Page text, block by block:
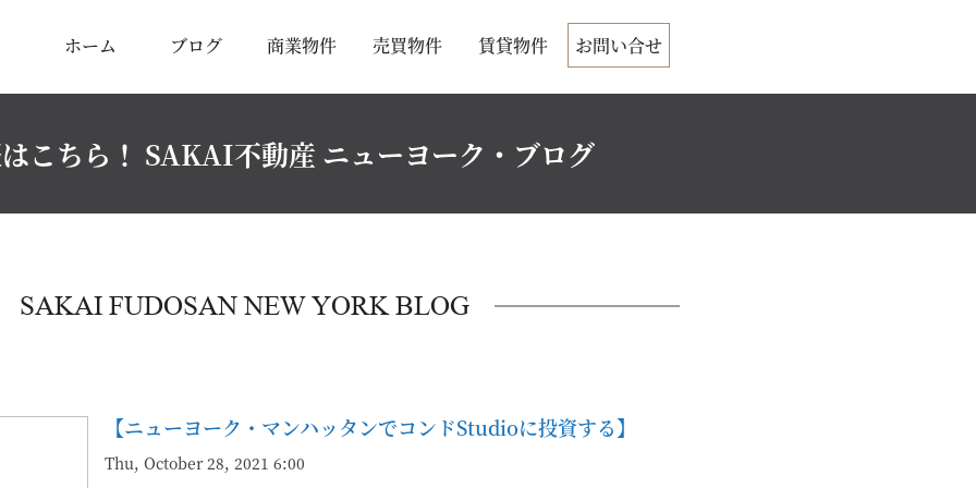
ホーム ブログ 商業物件 売買物件 賃貸物件 お問い合せ
こちら！ SAKAI不動産 ニューヨーク・ブログ
SAKAI FUDOSAN NEW YORK BLOG
【ニューヨーク・マンハッタンでコンドStudioに投資する】
Thu, October 28, 2021 6:00